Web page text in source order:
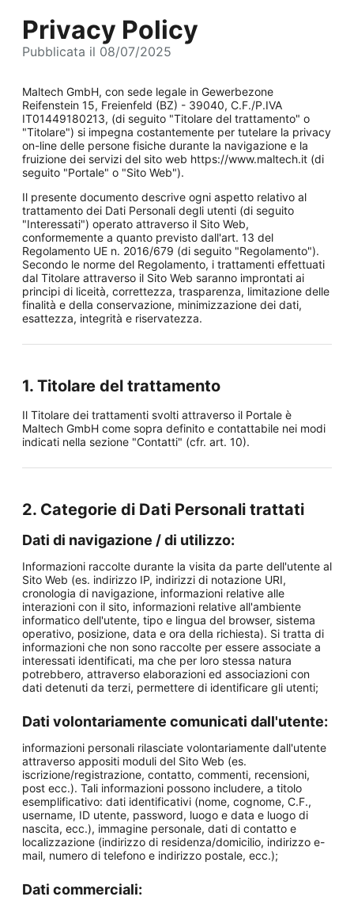
Privacy Policy
Pubblicata il 08/07/2025
Maltech GmbH, con sede legale in Gewerbezone
Reifenstein 15, Freienfeld (BZ) - 39040, C.F./P.IVA
IT01449180213, (di seguito "Titolare del trattamento" o
"Titolare") si impegna costantemente per tutelare la privacy
on-line delle persone fisiche durante la navigazione e la
fruizione dei servizi del sito web https://www.maltech.it (di
seguito "Portale" o "Sito Web").
Il presente documento descrive ogni aspetto relativo al
trattamento dei Dati Personali degli utenti (di seguito
"Interessati") operato attraverso il Sito Web,
conformemente a quanto previsto dall'art. 13 del
Regolamento UE n. 2016/679 (di seguito "Regolamento").
Secondo le norme del Regolamento, i trattamenti effettuati
dal Titolare attraverso il Sito Web saranno improntati ai
principi di liceità, correttezza, trasparenza, limitazione delle
finalità e della conservazione, minimizzazione dei dati,
esattezza, integrità e riservatezza.
1. Titolare del trattamento
Il Titolare dei trattamenti svolti attraverso il Portale è
Maltech GmbH come sopra definito e contattabile nei modi
indicati nella sezione "Contatti" (cfr. art. 10).
2. Categorie di Dati Personali trattati
Dati di navigazione / di utilizzo:
Informazioni raccolte durante la visita da parte dell'utente al
Sito Web (es. indirizzo IP, indirizzi di notazione URI,
cronologia di navigazione, informazioni relative alle
interazioni con il sito, informazioni relative all'ambiente
informatico dell'utente, tipo e lingua del browser, sistema
operativo, posizione, data e ora della richiesta). Si tratta di
informazioni che non sono raccolte per essere associate a
interessati identificati, ma che per loro stessa natura
potrebbero, attraverso elaborazioni ed associazioni con
dati detenuti da terzi, permettere di identificare gli utenti;
Dati volontariamente comunicati dall'utente:
informazioni personali rilasciate volontariamente dall'utente
attraverso appositi moduli del Sito Web (es.
iscrizione/registrazione, contatto, commenti, recensioni,
post ecc.). Tali informazioni possono includere, a titolo
esemplificativo: dati identificativi (nome, cognome, C.F.,
username, ID utente, password, luogo e data e luogo di
nascita, ecc.), immagine personale, dati di contatto e
localizzazione (indirizzo di residenza/domicilio, indirizzo e-
mail, numero di telefono e indirizzo postale, ecc.);
Dati commerciali: